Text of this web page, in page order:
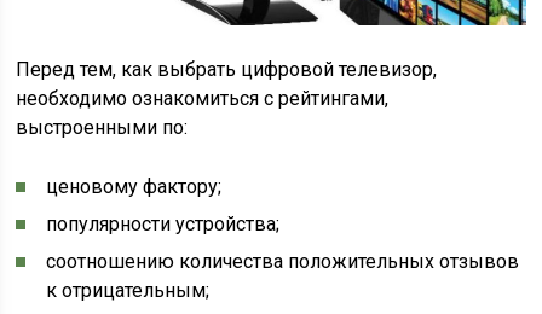
Перед тем, как выбрать цифровой телевизор,
необходимо ознакомиться с рейтингами,
выстроенными по:
ценовому фактору;
популярности устройства;
соотношению количества положительных отзывов
к отрицательным;